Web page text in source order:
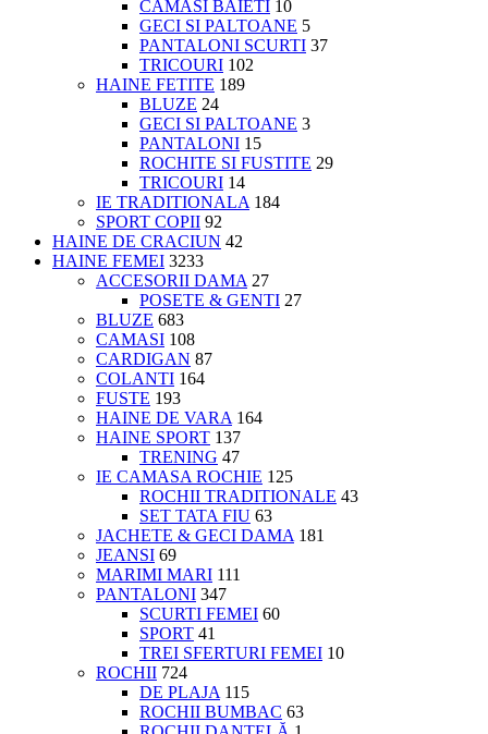
CAMASI BAIETI 10
GECI SI PALTOANE 5
PANTALONI SCURTI 37
TRICOURI 102
HAINE FETITE 189
BLUZE 24
GECI SI PALTOANE 3
PANTALONI 15
ROCHITE SI FUSTITE 29
TRICOURI 14
IE TRADITIONALA 184
SPORT COPII 92
HAINE DE CRACIUN 42
HAINE FEMEI 3233
ACCESORII DAMA 27
POSETE & GENTI 27
BLUZE 683
CAMASI 108
CARDIGAN 87
COLANTI 164
FUSTE 193
HAINE DE VARA 164
HAINE SPORT 137
TRENING 47
IE CAMASA ROCHIE 125
ROCHII TRADITIONALE 43
SET TATA FIU 63
JACHETE & GECI DAMA 181
JEANSI 69
MARIMI MARI 111
PANTALONI 347
SCURTI FEMEI 60
SPORT 41
TREI SFERTURI FEMEI 10
ROCHII 724
DE PLAJA 115
ROCHII BUMBAC 63